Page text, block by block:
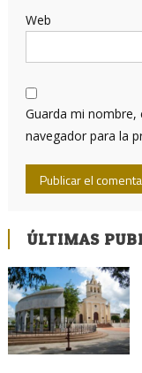
Web
Guarda mi
navegador para la
ÚLTIMAS